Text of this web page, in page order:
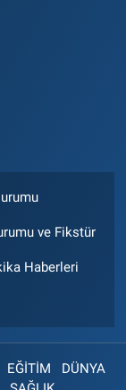
ve Fikstür
Haberleri
EĞİTİM
DÜNYA